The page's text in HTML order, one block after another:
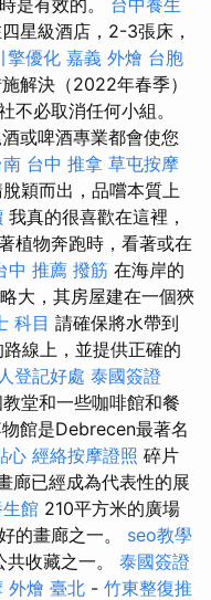
是有效的。 台中養生
星級酒店，2-3張床，
擎優化 嘉義 外燴 台胞
解決（2022年春季）
不必取消任何小組。
或啤酒專業都會使您
台中 推拿 草屯按摩
穎而出，品嚐本質上
我真的很喜歡在這裡，
植物奔跑時，看著或在
中 推薦 撥筋 在海岸的
大，其房屋建在一個狹
科目 請確保將水帶到
線上，並提供正確的
登記好處 泰國簽證
堂和一些咖啡館和餐
館是Debrecen最著名
心 經絡按摩證照 碎片
廊已經成為代表性的展
館 210平方米的廣場
的畫廊之一。 seo教學
收藏之一。 泰國簽證
外燴 臺北 - 竹東整復推